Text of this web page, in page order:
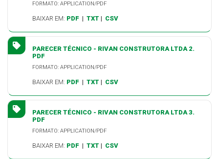
FORMATO: APPLICATION/PDF
BAIXAR EM: PDF | TXT | CSV
PARECER TÉCNICO - RIVAN CONSTRUTORA LTDA 2.
PDF
FORMATO: APPLICATION/PDF
BAIXAR EM: PDF | TXT | CSV
PARECER TÉCNICO - RIVAN CONSTRUTORA LTDA 3.
PDF
FORMATO: APPLICATION/PDF
BAIXAR EM: PDF | TXT | CSV